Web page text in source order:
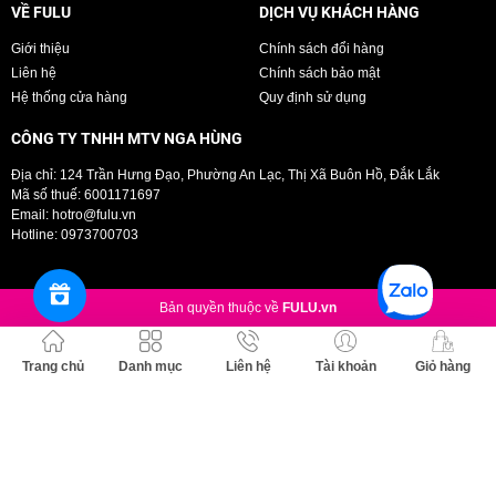
Trang chủ Danh mục Liên hệ Tài khoản Giỏ hàng
VỀ FULU
Giới thiệu
Liên hệ
Hệ thống cửa hàng
DỊCH VỤ KHÁCH HÀNG
Chính sách đổi hàng
Chính sách bảo mật
Quy định sử dụng
CÔNG TY TNHH MTV NGA HÙNG
Địa chỉ: 124 Trần Hưng Đạo, Phường An Lạc, Thị Xã Buôn Hồ, Đắk Lắk
Mã số thuế: 6001171697
Email: hotro@fulu.vn
Hotline: 0973700703
Bản quyền thuộc về FULU.vn